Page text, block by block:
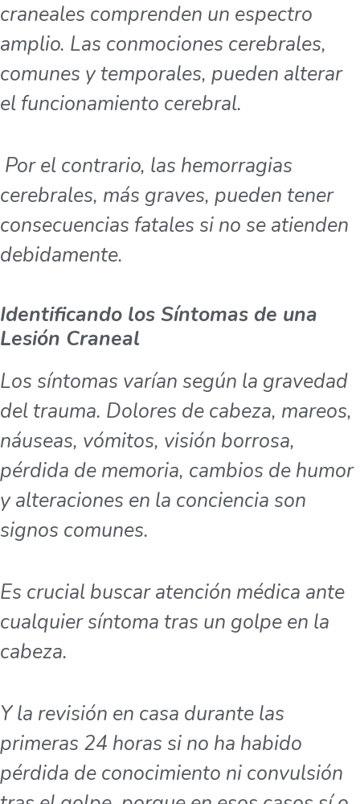
craneales comprenden un espectro
amplio. Las conmociones cerebrales,
comunes y temporales, pueden alterar
el funcionamiento cerebral.
Por el contrario, las hemorragias
cerebrales, más graves, pueden tener
consecuencias fatales si no se atienden
debidamente.
Identificando los Síntomas de una
Lesión Craneal
Los síntomas varían según la gravedad
del trauma. Dolores de cabeza, mareos,
náuseas, vómitos, visión borrosa,
pérdida de memoria, cambios de humor
y alteraciones en la conciencia son
signos comunes.
Es crucial buscar atención médica ante
cualquier síntoma tras un golpe en la
cabeza.
Y la revisión en casa durante las
primeras 24 horas si no ha habido
pérdida de conocimiento ni convulsión